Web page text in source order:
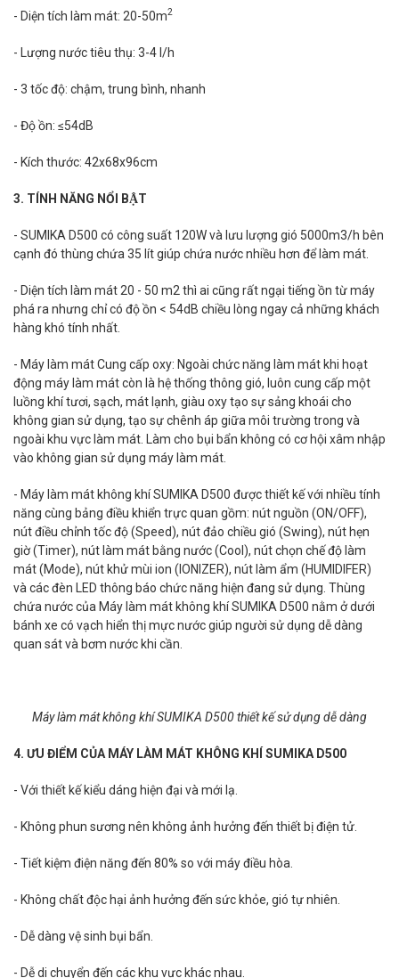
- Diện tích làm mát: 20-50m2
- Lượng nước tiêu thụ: 3-4 l/h
- 3 tốc độ: chậm, trung bình, nhanh
- Độ ồn: ≤54dB
- Kích thước: 42x68x96cm
3. TÍNH NĂNG NỔI BẬT
- SUMIKA D500 có công suất 120W và lưu lượng gió 5000m3/h bên
cạnh đó thùng chứa 35 lít giúp chứa nước nhiều hơn để làm mát.
- Diện tích làm mát 20 - 50 m2 thì ai cũng rất ngại tiếng ồn từ máy
phá ra nhưng chỉ có độ ồn < 54dB chiều lòng ngay cả những khách
hàng khó tính nhất.
- Máy làm mát Cung cấp oxy: Ngoài chức năng làm mát khi hoạt
động máy làm mát còn là hệ thống thông gió, luôn cung cấp một
luồng khí tươi, sạch, mát lạnh, giàu oxy tạo sự sảng khoái cho
không gian sử dụng, tạo sự chênh áp giữa môi trường trong và
ngoài khu vực làm mát. Làm cho bụi bẩn không có cơ hội xâm nhập
vào không gian sử dụng máy làm mát.
- Máy làm mát không khí SUMIKA D500 được thiết kế với nhiều tính
năng cùng bảng điều khiển trực quan gồm: nút nguồn (ON/OFF),
nút điều chỉnh tốc độ (Speed), nút đảo chiều gió (Swing), nút hẹn
giờ (Timer), nút làm mát bằng nước (Cool), nút chọn chế độ làm
mát (Mode), nút khử mùi ion (IONIZER), nút làm ẩm (HUMIDIFER)
và các đèn LED thông báo chức năng hiện đang sử dụng. Thùng
chứa nước của Máy làm mát không khí SUMIKA D500 nằm ở dưới
bánh xe có vạch hiển thị mực nước giúp người sử dụng dễ dàng
quan sát và bơm nước khi cần.
Máy làm mát không khí SUMIKA D500 thiết kế sử dụng dễ dàng
4. ƯU ĐIỂM CỦA MÁY LÀM MÁT KHÔNG KHÍ SUMIKA D500
- Với thiết kế kiểu dáng hiện đại và mới lạ.
- Không phun sương nên không ảnh hưởng đến thiết bị điện tử.
- Tiết kiệm điện năng đến 80% so với máy điều hòa.
- Không chất độc hại ảnh hưởng đến sức khỏe, gió tự nhiên.
- Dễ dàng vệ sinh bụi bẩn.
- Dễ di chuyển đến các khu vực khác nhau.